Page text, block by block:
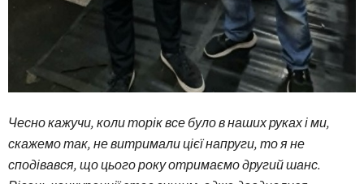
Чесно кажучи, коли торік все було в наших руках і ми,
скажемо так, не витримали цієї напруги, то я не
сподівався, що цього року отримаємо другий шанс.